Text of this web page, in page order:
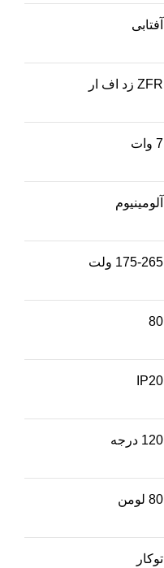
آفتابی
ZFR زد اف ار
7 وات
آلومینیوم
175-265 ولت
80
IP20
120 درجه
80 لومن
توکار